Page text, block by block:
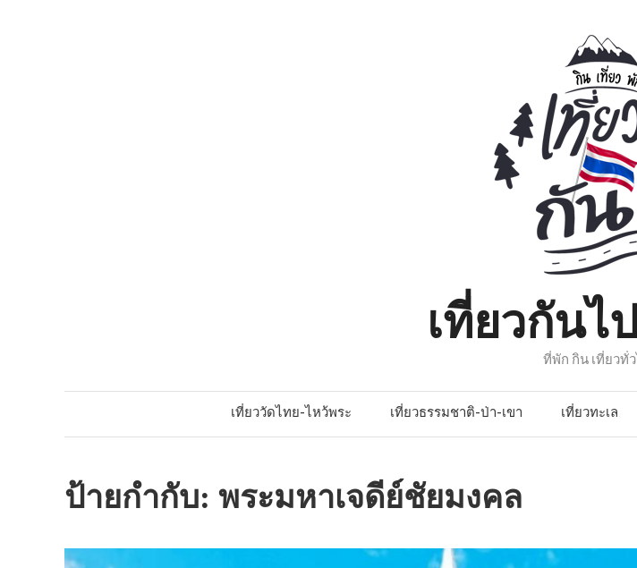
เที่ยวกันไ
ที่พัก กิน เที่ยวทั่
เที่ยววัดไทย-ไหว้พระ เที่ยวธรรมชาติ-ป่า-เขา เที่ยวทะเล
ป้ายกำกับ: พระมหาเจดีย์ชัยมงคล